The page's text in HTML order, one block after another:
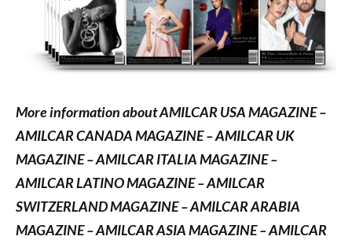
More information about AMILCAR USA MAGAZINE –
AMILCAR CANADA MAGAZINE – AMILCAR UK
MAGAZINE – AMILCAR ITALIA MAGAZINE –
AMILCAR LATINO MAGAZINE – AMILCAR
SWITZERLAND MAGAZINE – AMILCAR ARABIA
MAGAZINE – AMILCAR ASIA MAGAZINE – AMILCAR